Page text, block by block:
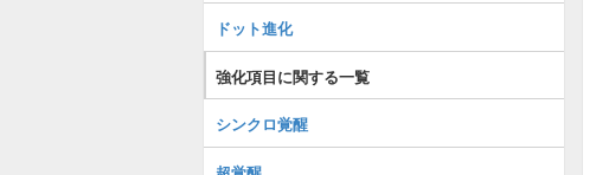
ドット進化
強化項目に関する一覧
シンクロ覚醒